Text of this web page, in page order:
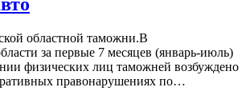
областной таможни.В
за первые 7 месяцев (январь-июль)
физических лиц таможней возбуждено
правонарушениях по…